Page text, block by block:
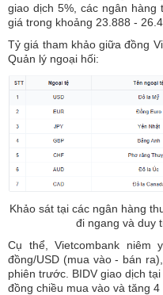
giao dịch 5%, các ngân
giá trong khoảng 23.888 -
Tỷ giá tham khảo giữa đồng
Quản lý ngoại hối:
Khảo sát tại các ngân hàng
đi ngang và duy
Cụ thể, Vietcombank niêm
đồng/USD (mua vào - bán
phiên trước. BIDV giao dịch
đồng chiều mua vào và tăng 4